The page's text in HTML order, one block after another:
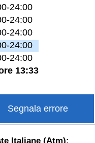
24:00
24:00
24:00
24:00
24:00
13:33
Segnala errore
Italiane (Atm):